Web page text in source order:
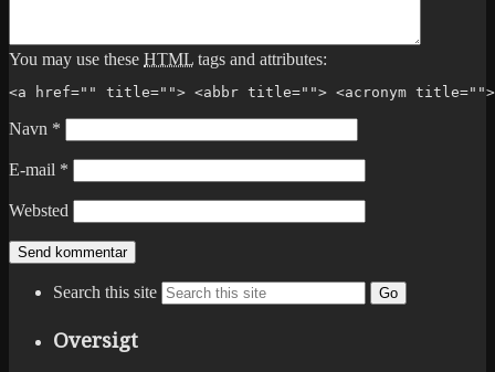
You may use these HTML tags and attributes:
<a href="" title=""> <abbr title=""> <acronym title="">
Navn *
E-mail *
Websted
Search this site Go
Oversigt